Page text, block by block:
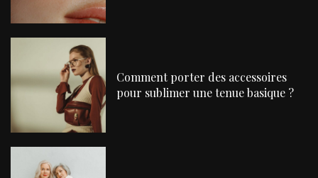
Comment porter des accessoires
pour sublimer une tenue basique ?